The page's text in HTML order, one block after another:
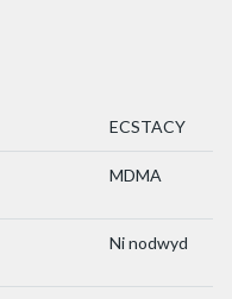
ECSTACY
MDMA
Ni nodwyd